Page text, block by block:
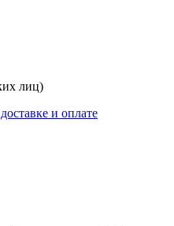
лиц)
и оплате